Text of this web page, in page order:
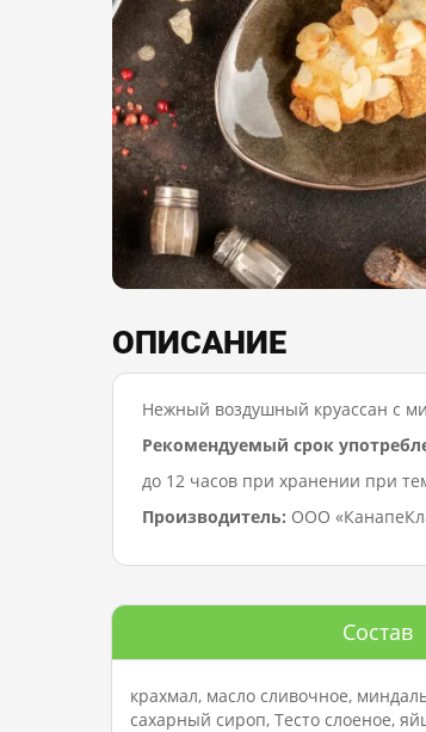
ОПИСАНИЕ
Нежный воздушный круассан с
Рекомендуемый срок
до 12 часов при хранении при
Производитель: ООО
Состав
крахмал, масло сливочное,
сахарный сироп, Тесто слоеное,